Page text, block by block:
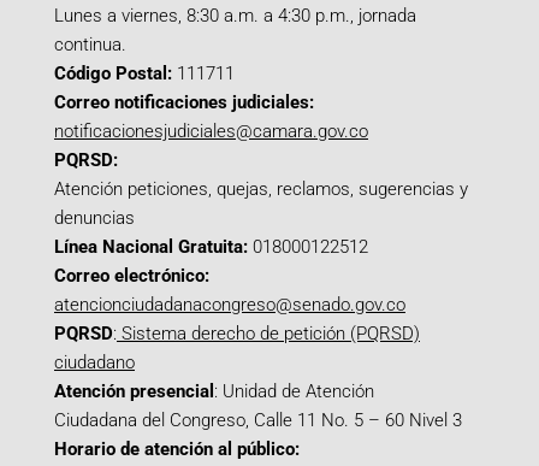
Lunes a viernes, 8:30 a.m. a 4:30 p.m., jornada
continua.
Código Postal: 111711
Correo notificaciones judiciales:
notificacionesjudiciales@camara.gov.co
PQRSD:
Atención peticiones, quejas, reclamos, sugerencias y
denuncias
Línea Nacional Gratuita: 018000122512
Correo electrónico:
atencionciudadanacongreso@senado.gov.co
PQRSD: Sistema derecho de petición (PQRSD)
ciudadano
Atención presencial : Unidad de Atención
Ciudadana del Congreso, Calle 11 No. 5 – 60 Nivel 3
Horario de atención al público: